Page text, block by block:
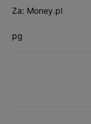
Za: Money.pl
pg